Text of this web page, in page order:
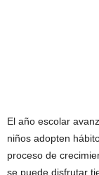
El año escolar
niños adopten
proceso de
se puede disfrutar